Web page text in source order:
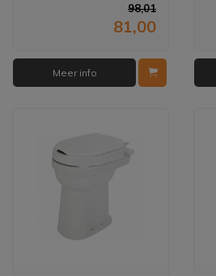
98,01
81,00
Meer info